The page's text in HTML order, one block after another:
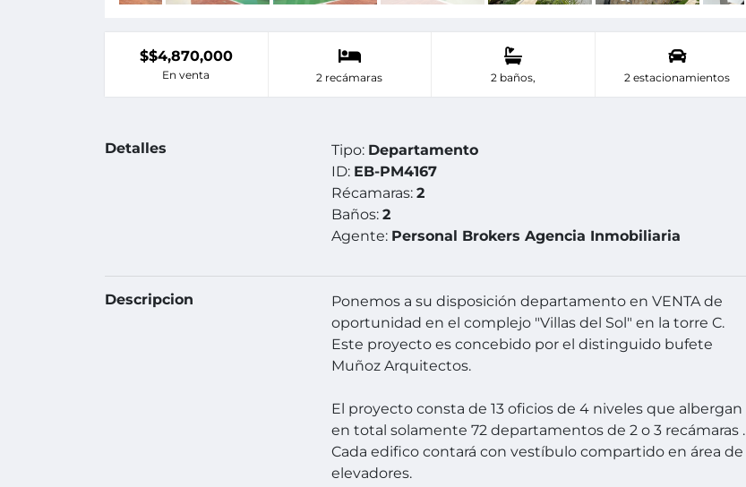
$$4,870,000
En venta 2 recámaras 2 baños, 2 estacionamientos
Detalles Tipo: Departamento
ID: EB-PM4167
Récamaras:2
Baños:2
Agente: Personal Brokers Agencia Inmobiliaria
Descripcion
Ponemos a su disposición departamento en VENTA de
oportunidad en el complejo "Villas del Sol" en la torre C.
Este proyecto es concebido por el distinguido bufete
Muñoz Arquitectos.
El proyecto consta de 13 oficios de 4 niveles que albergan
en total solamente 72 departamentos de 2 o 3 recámaras .
Cada edifico contará con vestíbulo compartido en área de
elevadores.